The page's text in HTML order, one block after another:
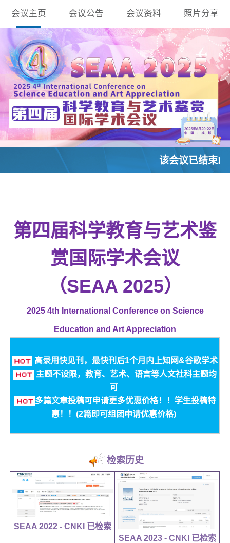
会议主页 会议公告 会议资料 照片分享
该会议已结束!
第四届科学教育与艺术鉴
赏国际学术会议
（SEAA 2025）
2025 4th International Conference on Science
Education and Art Appreciation
高录用快见刊，最快刊后1个月内上知网&谷歌学术
主题不设限，教育、艺术、语言等人文社科主题均
可
多篇文章投稿可申请更多优惠价格！！学生投稿特
惠！！(2篇即可组团申请优惠价格)
检索历史
SEAA 2022 - CNKI 已检索
SEAA 2023 - CNKI 已检索